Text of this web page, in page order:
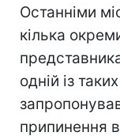
Останніми
кілька
одній із
припинення